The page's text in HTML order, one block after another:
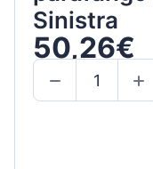
Sinistra
50,26€